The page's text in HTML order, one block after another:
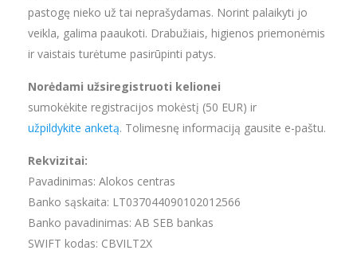
pastogę nieko už tai neprašydamas. Norint palaikyti jo
veikla, galima paaukoti. Drabužiais, higienos priemonėmis
ir vaistais turėtume pasirūpinti patys.
Norėdami užsiregistruoti kelionei
sumokėkite registracijos mokėstį (50 EUR) ir
užpildykite anketą. Tolimesnę informaciją gausite e-paštu.
Rekvizitai:
Pavadinimas: Alokos centras
Banko sąskaita: LT037044090102012566
Banko pavadinimas: AB SEB bankas
SWIFT kodas: CBVILT2X